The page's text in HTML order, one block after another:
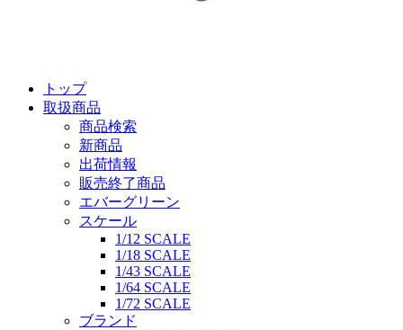
トップ
取扱商品
商品検索
新商品
出荷情報
販売終了商品
エバーグリーン
スケール
1/12 SCALE
1/18 SCALE
1/43 SCALE
1/64 SCALE
1/72 SCALE
ブランド